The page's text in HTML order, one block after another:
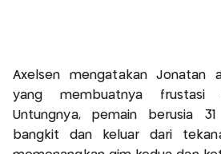
Axelsen mengatakan Jonatan
yang membuatnya
Untungnya, pemain berusia
bangkit dan keluar dari